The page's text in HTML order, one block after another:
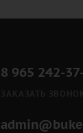
8 965 242-